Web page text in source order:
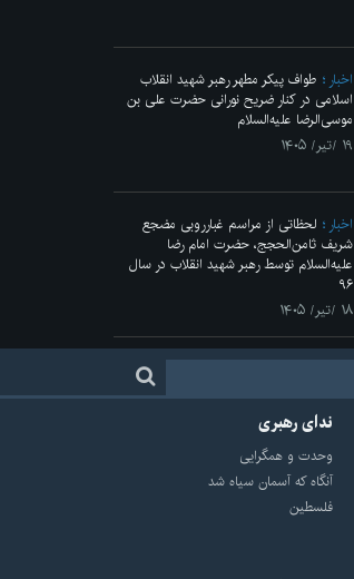
اخبار
طواف پیکر مطهر رهبر شهید انقلاب
اسلامی در کنار ضریح نورانی حضرت علی‌ بن
موسی‌الرضا علیه‌السلام
۱۹ /تیر/ ۱۴۰۵
اخبار
لحظاتی از مراسم غبارروبی مضجع
شریف ثامن‌الحجج، حضرت امام رضا
علیه‌السلام توسط رهبر شهید انقلاب در سال
۹۶
۱۸ /تیر/ ۱۴۰۵
ندای رهبری
وحدت و همگرایی
آنگاه که آسمان سیاه شد
فلسطین